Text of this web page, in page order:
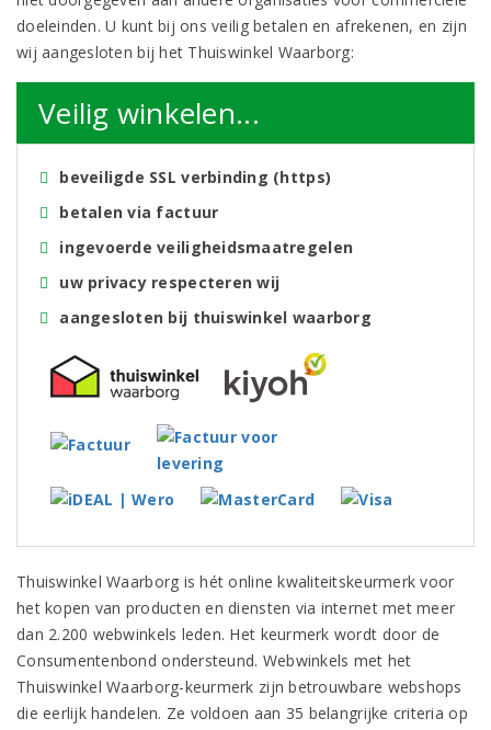
doeleinden. U kunt bij ons veilig betalen en afrekenen, en zijn
wij aangesloten bij het Thuiswinkel Waarborg:
Veilig winkelen...
beveiligde SSL verbinding (https)
betalen via factuur
ingevoerde veiligheidsmaatregelen
uw privacy respecteren wij
aangesloten bij thuiswinkel waarborg
Thuiswinkel Waarborg is hét online kwaliteitskeurmerk voor
het kopen van producten en diensten via internet met meer
dan 2.200 webwinkels leden. Het keurmerk wordt door de
Consumentenbond ondersteund. Webwinkels met het
Thuiswinkel Waarborg-keurmerk zijn betrouwbare webshops
die eerlijk handelen. Ze voldoen aan 35 belangrijke criteria op